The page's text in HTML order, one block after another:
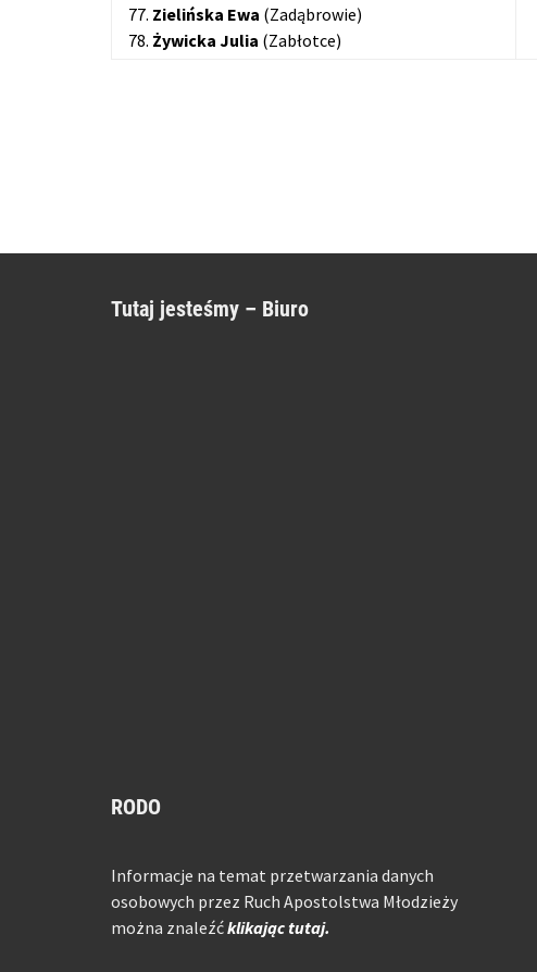
77. Zielińska Ewa (Zadąbrowie)
78. Żywicka Julia (Zabłotce)
Tutaj jesteśmy – Biuro
RODO
Informacje na temat przetwarzania danych
osobowych przez Ruch Apostolstwa Młodzieży
można znaleźćklikając tutaj.